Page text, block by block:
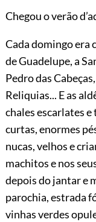
Chegou o verão
Cada domingo era
de Guadelupe, a
Pedro das
Reliquias... E as
chales escarlates e
curtas, enormes
nucas, velhos e
machitos e nos
depois do jantar e
parochia, estrada
vinhas verdes